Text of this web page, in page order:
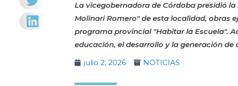
La vicegobernadora de Córdoba presidió
Molinari Romero" de esta localidad, obras
programa provincial "Habitar la Escuela".
educación, el desarrollo y la generación
julio 2, 2026
NOTICIAS